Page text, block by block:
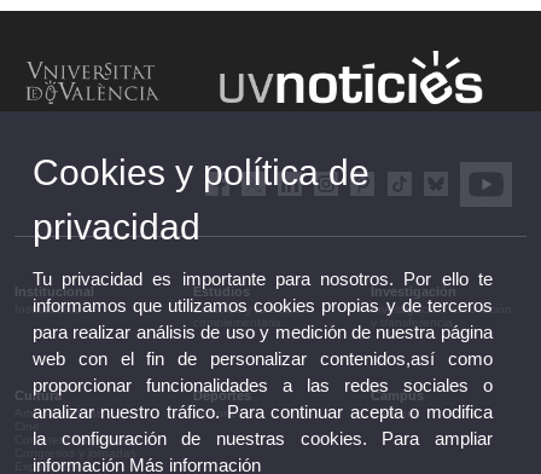
Institucional
Institucional
Estudios
Estudios y formación
Investigación
Investigación, innovación
Cultura
Artes escénicas
Conferencias y debates
Congresos y jornadas
Exposiciones
Deportes
Deportes
Campus
Campus
Cookies y política de
privacidad
Tu privacidad es importante para nosotros. Por ello te
informamos que utilizamos cookies propias y de terceros
para realizar análisis de uso y medición de nuestra página
web con el fin de personalizar contenidos,así como
proporcionar funcionalidades a las redes sociales o
analizar nuestro tráfico. Para continuar acepta o modifica
la configuración de nuestras cookies. Para ampliar
información Más información